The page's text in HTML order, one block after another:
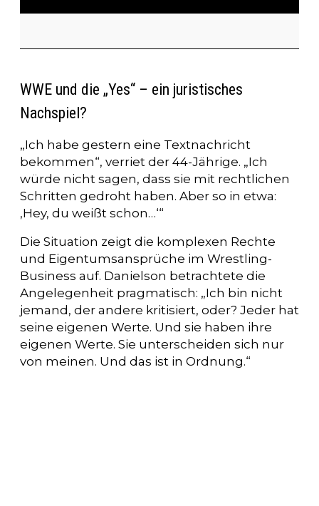
WWE und die „Yes“ – ein juristisches
Nachspiel?
„Ich habe gestern eine Textnachricht
bekommen“, verriet der 44-Jährige. „Ich
würde nicht sagen, dass sie mit rechtlichen
Schritten gedroht haben. Aber so in etwa:
‚Hey, du weißt schon…‘“
Die Situation zeigt die komplexen Rechte
und Eigentumsansprüche im Wrestling-
Business auf. Danielson betrachtete die
Angelegenheit pragmatisch: „Ich bin nicht
jemand, der andere kritisiert, oder? Jeder hat
seine eigenen Werte. Und sie haben ihre
eigenen Werte. Sie unterscheiden sich nur
von meinen. Und das ist in Ordnung.“